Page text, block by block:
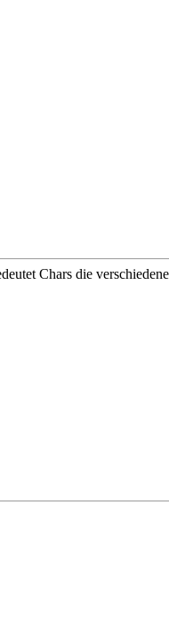
Chars die